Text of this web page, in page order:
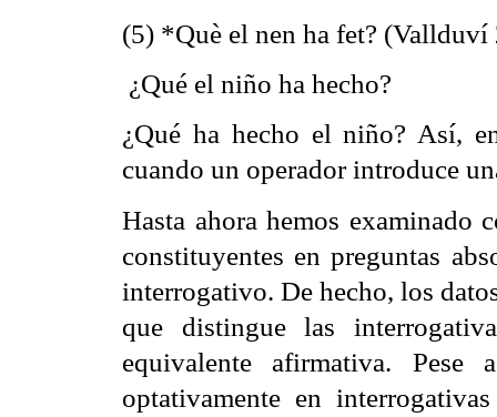
(5) *Què el nen ha fet?
¿Qué el niño ha hecho? 
¿Qué ha hecho el niño? Así,
cuando un operador introduce
Hasta ahora hemos examinado
constituyentes en preguntas
interrogativo. De hecho, los
que distingue las
equivalente afirmativa.
optativamente en